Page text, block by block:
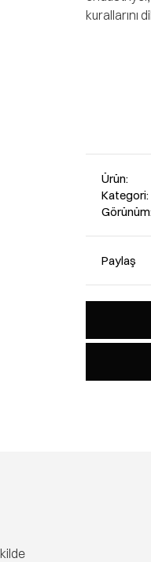
kurallarını
Ürün:
Kategori:
Görünüm:
Paylaş